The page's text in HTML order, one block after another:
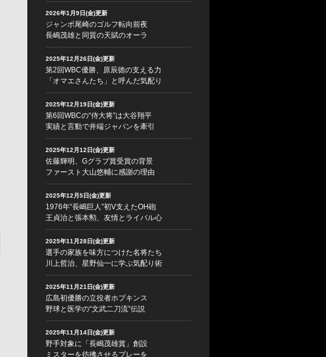
2026年1月9日(金)更新
ジャンボ尾崎のゴルフ転向前夜
長嶋茂雄と同質の天賦のオーラ
2025年12月26日(金)更新
第2回WBC優勝、原辰徳の支える力
「オマエさんたち」と呼んだ気配り
2025年12月19日(金)更新
第6回WBCの“侍大将”は大谷翔平
実績と言動で井端ジャパンを牽引
2025年12月12日(金)更新
佐藤輝明、Gグラブ賞受賞の背景
ファースト大山悠輔に感謝の理由
2025年12月5日(金)更新
1976年“長嶋巨人”初V支えたOH砲
王貞治と張本勲、友情とライバル心
2025年11月28日(金)更新
選手の家族を味方につけた名将たち
川上哲治、星野仙一に学ぶ気配り術
2025年11月21日(金)更新
広島初優勝の立役者ホプキンス
野球と医学の“文武二刀流”伝説
2025年11月14日(金)更新
野手対象に「長嶋茂雄賞」創設
ミスターを彷彿させるプレーを